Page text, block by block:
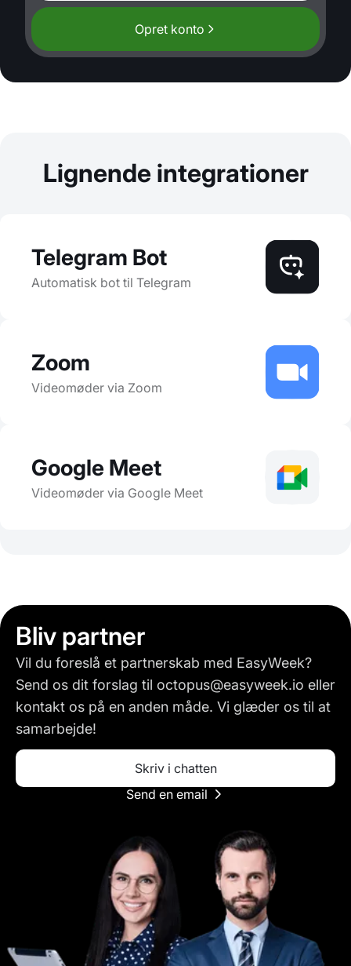
Opret konto
Lignende integrationer
Telegram Bot
Automatisk bot til Telegram
Zoom
Videomøder via Zoom
Google Meet
Videomøder via Google Meet
Bliv partner
Vil du foreslå et partnerskab med EasyWeek?
Send os dit forslag til octopus@easyweek.io eller
kontakt os på en anden måde. Vi glæder os til at
samarbejde!
Skriv i chatten
Send en email